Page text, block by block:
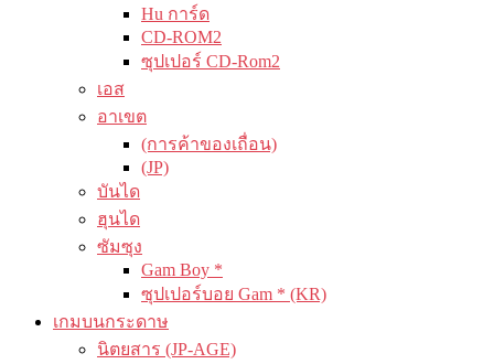
Hu การ์ด
CD-ROM2
ซุปเปอร์ CD-Rom2
เอส
อาเขต
(การค้าของเถื่อน)
(JP)
บันได
ฮุนได
ซัมซุง
Gam Boy *
ซุปเปอร์บอย Gam * (KR)
เกมบนกระดาษ
นิตยสาร (JP-AGE)